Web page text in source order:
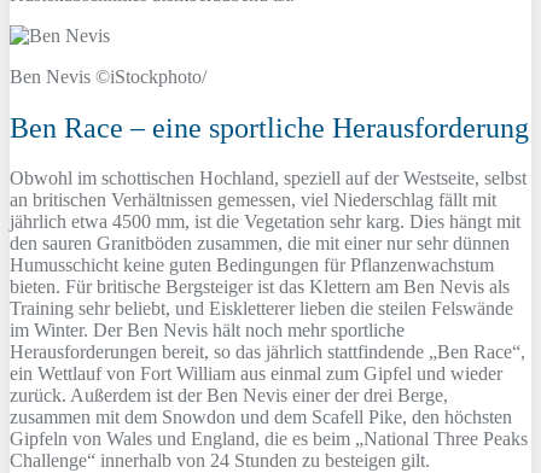
Ben Nevis ©iStockphoto/
Ben Race – eine sportliche Herausforderung
Obwohl im schottischen Hochland, speziell auf der Westseite, selbst
an britischen Verhältnissen gemessen, viel Niederschlag fällt mit
jährlich etwa 4500 mm, ist die Vegetation sehr karg. Dies hängt mit
den sauren Granitböden zusammen, die mit einer nur sehr dünnen
Humusschicht keine guten Bedingungen für Pflanzenwachstum
bieten. Für britische Bergsteiger ist das Klettern am Ben Nevis als
Training sehr beliebt, und Eiskletterer lieben die steilen Felswände
im Winter. Der Ben Nevis hält noch mehr sportliche
Herausforderungen bereit, so das jährlich stattfindende „Ben Race“,
ein Wettlauf von Fort William aus einmal zum Gipfel und wieder
zurück. Außerdem ist der Ben Nevis einer der drei Berge,
zusammen mit dem Snowdon und dem Scafell Pike, den höchsten
Gipfeln von Wales und England, die es beim „National Three Peaks
Challenge“ innerhalb von 24 Stunden zu besteigen gilt.